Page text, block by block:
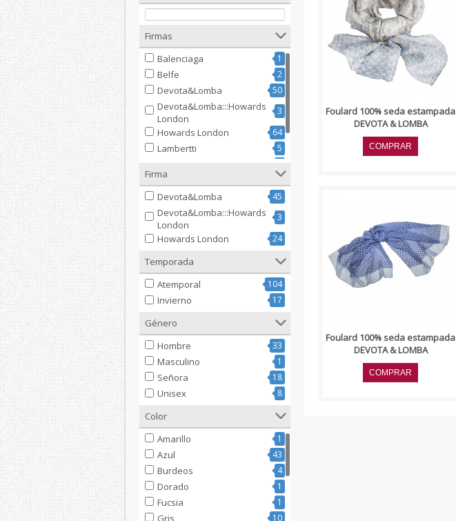
Firmas
Balenciaga
1
Belfe 2
Devota&Lomba 50
Devota&Lomba:::Howards
London
3
Howards London 64
Lambertti 5
Renato Balestra 1
Firma
Devota&Lomba
45
Devota&Lomba:::Howards
London
3
Howards London 24
Temporada
Atemporal
104
Invierno 17
Género
Hombre
33
Masculino 1
Señora 18
Unisex 8
Color
Amarillo
1
Azul 43
Burdeos 4
Dorado 1
Fucsia 1
Gris 10
..
Foulard 100% seda estampada
DEVOTA & LOMBA
..
Foulard 100% seda estampada
DEVOTA & LOMBA